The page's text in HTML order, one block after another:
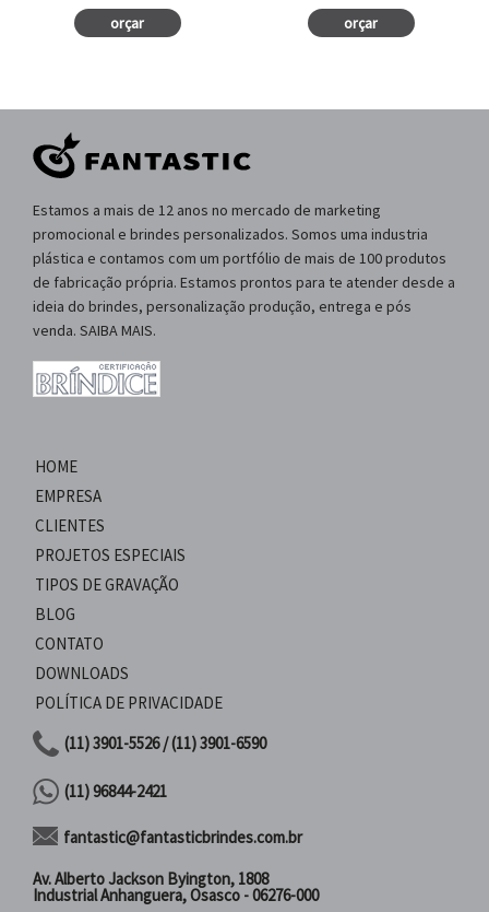
orçar orçar
Estamos a mais de 12 anos no mercado de marketing
promocional e brindes personalizados. Somos uma industria
plástica e contamos com um portfólio de mais de 100 produtos
de fabricação própria. Estamos prontos para te atender desde a
ideia do brindes, personalização produção, entrega e pós
venda. SAIBA MAIS.
HOME
EMPRESA
CLIENTES
PROJETOS ESPECIAIS
TIPOS DE GRAVAÇÃO
BLOG
CONTATO
DOWNLOADS
POLÍTICA DE PRIVACIDADE
(11) 3901-5526 / (11) 3901-6590
(11) 96844-2421
fantastic@fantasticbrindes.com.br
Av. Alberto Jackson Byington, 1808
Industrial Anhanguera, Osasco - 06276-000